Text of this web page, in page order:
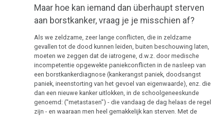
Maar hoe kan iemand dan überhaupt sterven
aan borstkanker, vraag je je misschien af?
Als we zeldzame, zeer lange conflicten, die in zeldzame
gevallen tot de dood kunnen leiden, buiten beschouwing laten,
moeten we zeggen dat de iatrogene, d.w.z. door medische
incompetentie opgewekte paniekconflicten in de nasleep van
een borstkankerdiagnose (kankerangst paniek, doodsangst
paniek, ineenstorting van het gevoel van eigenwaarde), enz. die
dan een nieuwe kanker uitlokken, in de schoolgeneeskunde
genoemd: ("metastasen") - die vandaag de dag helaas de regel
zijn - en waaraan men heel gemakkelijk kan sterven. Met de